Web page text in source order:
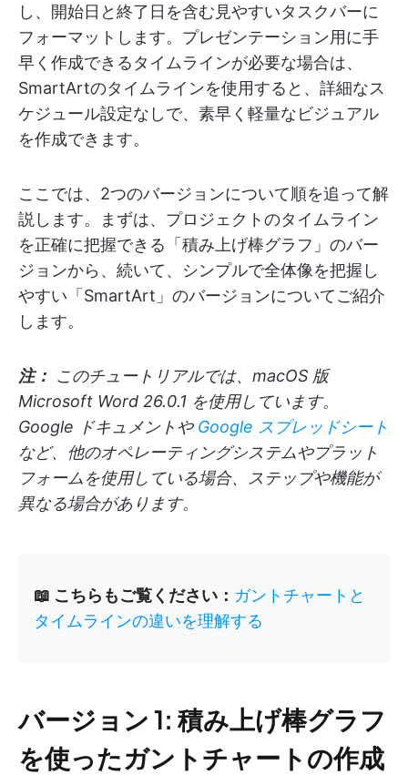
し、開始日と終了日を含む見やすいタスクバーに
フォーマットします。プレゼンテーション用に手
早く作成できるタイムラインが必要な場合は、
SmartArtのタイムラインを使用すると、詳細なス
ケジュール設定なしで、素早く軽量なビジュアル
を作成できます。
ここでは、2つのバージョンについて順を追って解
説します。まずは、プロジェクトのタイムライン
を正確に把握できる「積み上げ棒グラフ」のバー
ジョンから、続いて、シンプルで全体像を把握し
やすい「SmartArt」のバージョンについてご紹介
します。
注： このチュートリアルでは、macOS 版
Microsoft Word 26.0.1 を使用しています。
Google ドキュメントや Google スプレッドシート
など、他のオペレーティングシステムやプラット
フォームを使用している場合、ステップや機能が
異なる場合があります。
📖 こちらもご覧ください： ガントチャートと
タイムラインの違いを理解する
バージョン 1: 積み上げ棒グラフ
を使ったガントチャートの作成